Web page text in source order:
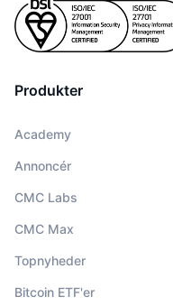
Produkter
Academy
Annoncér
CMC Labs
CMC Max
Topnyheder
Bitcoin ETF'er